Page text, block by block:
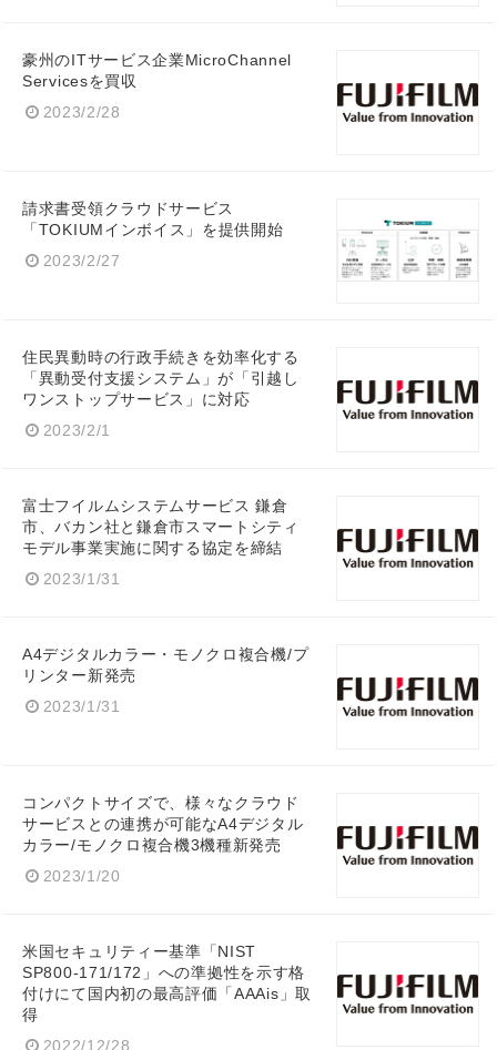
豪州のITサービス企業MicroChannel
Servicesを買収
2023/2/28
請求書受領クラウドサービス
「TOKIUMインボイス」を提供開始
2023/2/27
住民異動時の行政手続きを効率化する
「異動受付支援システム」が「引越し
ワンストップサービス」に対応
2023/2/1
富士フイルムシステムサービス 鎌倉
市、バカン社と鎌倉市スマートシティ
モデル事業実施に関する協定を締結
2023/1/31
A4デジタルカラー・モノクロ複合機/プ
リンター新発売
2023/1/31
コンパクトサイズで、様々なクラウド
サービスとの連携が可能なA4デジタル
カラー/モノクロ複合機3機種新発売
2023/1/20
米国セキュリティー基準「NIST
SP800-171/172」への準拠性を示す格
付けにて国内初の最高評価「AAAis」取
得
2022/12/28
Japanese
English